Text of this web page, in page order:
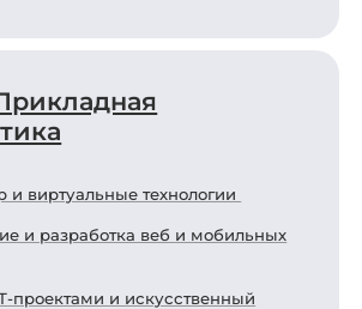
и виртуальные технологии
и разработка веб и мобильных
проектами и искусственный